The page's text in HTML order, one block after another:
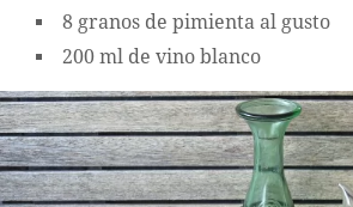
8 granos de pimienta al gusto
200 ml de vino blanco